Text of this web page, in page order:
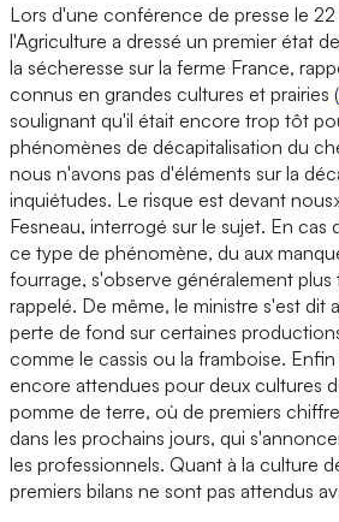
Lors d'une conférence de presse le
l'Agriculture a dressé un premier état
la sécheresse sur la ferme France,
connus en grandes cultures et prairies (
soulignant qu'il était encore trop tôt
phénomènes de décapitalisation du
nous n'avons pas d'éléments sur la
inquiétudes. Le risque est devant
Fesneau, interrogé sur le sujet. En cas
ce type de phénomène, du aux
fourrage, s'observe généralement plus
rappelé. De même, le ministre s'est dit
perte de fond sur certaines
comme le cassis ou la framboise.
encore attendues pour deux cultures
pomme de terre, où de premiers
dans les prochains jours, qui
les professionnels. Quant à la culture
premiers bilans ne sont pas attendus